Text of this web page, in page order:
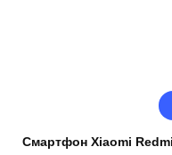
Смартфон Xiaomi